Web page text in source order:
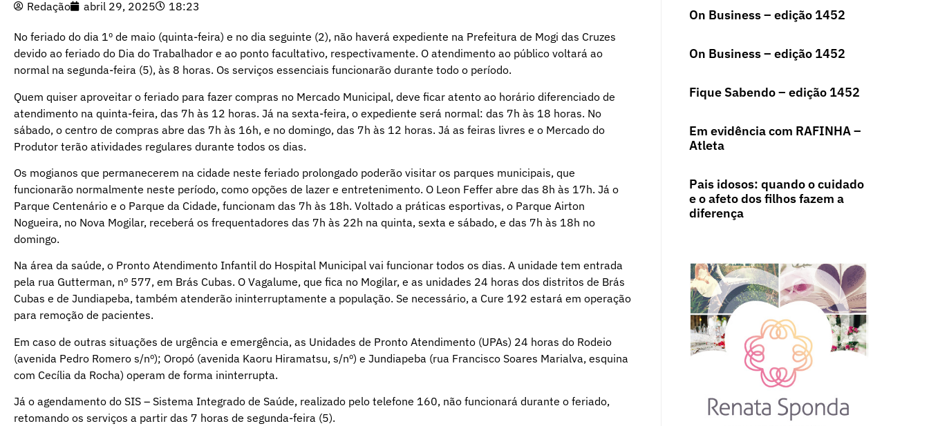
Redação abril 29, 2025 18:23
No feriado do dia 1º de maio (quinta-feira) e no dia seguinte (2), não haverá expediente na Prefeitura de Mogi das Cruzes
devido ao feriado do Dia do Trabalhador e ao ponto facultativo, respectivamente. O atendimento ao público voltará ao
normal na segunda-feira (5), às 8 horas. Os serviços essenciais funcionarão durante todo o período.
Quem quiser aproveitar o feriado para fazer compras no Mercado Municipal, deve ficar atento ao horário diferenciado de
atendimento na quinta-feira, das 7h às 12 horas. Já na sexta-feira, o expediente será normal: das 7h às 18 horas. No
sábado, o centro de compras abre das 7h às 16h, e no domingo, das 7h às 12 horas. Já as feiras livres e o Mercado do
Produtor terão atividades regulares durante todos os dias.
Os mogianos que permanecerem na cidade neste feriado prolongado poderão visitar os parques municipais, que
funcionarão normalmente neste período, como opções de lazer e entretenimento. O Leon Feffer abre das 8h às 17h. Já o
Parque Centenário e o Parque da Cidade, funcionam das 7h às 18h. Voltado a práticas esportivas, o Parque Airton
Nogueira, no Nova Mogilar, receberá os frequentadores das 7h às 22h na quinta, sexta e sábado, e das 7h às 18h no
domingo.
Na área da saúde, o Pronto Atendimento Infantil do Hospital Municipal vai funcionar todos os dias. A unidade tem entrada
pela rua Gutterman, nº 577, em Brás Cubas. O Vagalume, que fica no Mogilar, e as unidades 24 horas dos distritos de Brás
Cubas e de Jundiapeba, também atenderão ininterruptamente a população. Se necessário, a Cure 192 estará em operação
para remoção de pacientes.
Em caso de outras situações de urgência e emergência, as Unidades de Pronto Atendimento (UPAs) 24 horas do Rodeio
(avenida Pedro Romero s/nº); Oropó (avenida Kaoru Hiramatsu, s/nº) e Jundiapeba (rua Francisco Soares Marialva, esquina
com Cecília da Rocha) operam de forma ininterrupta.
Já o agendamento do SIS – Sistema Integrado de Saúde, realizado pelo telefone 160, não funcionará durante o feriado,
retomando os serviços a partir das 7 horas de segunda-feira (5).
On Business – edição 1452
On Business – edição 1452
Fique Sabendo – edição 1452
Em evidência com RAFINHA –
Atleta
Pais idosos: quando o cuidado
e o afeto dos filhos fazem a
diferença